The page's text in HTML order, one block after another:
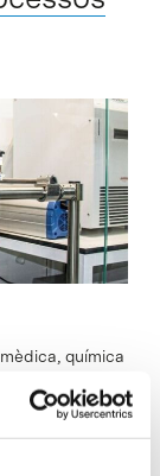
química
amplia
amb la